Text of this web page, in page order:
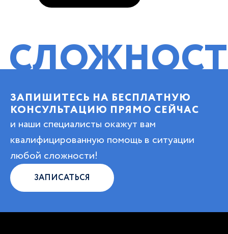
ЗАПИШИТЕСЬ НА БЕСПЛАТНУЮ
КОНСУЛЬТАЦИЮ ПРЯМО СЕЙЧАС
и наши специалисты окажут вам
квалифицированную помощь в ситуации
любой сложности!
ЗАПИСАТЬСЯ